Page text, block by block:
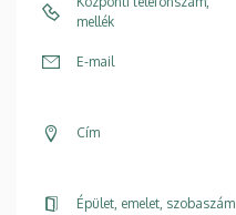
mellék
E-mail
Cím
Épület, emelet, szobaszám